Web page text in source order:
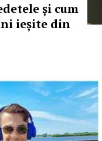
și cum
ieșite din